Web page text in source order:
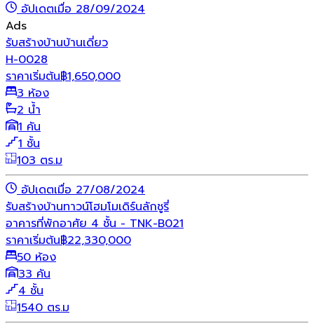
อัปเดตเมื่อ 28/09/2024
Ads
รับสร้างบ้านบ้านเดี่ยว
H-0028
ราคาเริ่มต้น฿1,650,000
3 ห้อง
2 น้ำ
1 คัน
1 ชั้น
103 ตร.ม
อัปเดตเมื่อ 27/08/2024
รับสร้างบ้านทาวน์โฮมโมเดิร์นลักชูรี่
อาคารที่พักอาศัย 4 ชั้น - TNK-B021
ราคาเริ่มต้น฿22,330,000
50 ห้อง
33 คัน
4 ชั้น
1540 ตร.ม